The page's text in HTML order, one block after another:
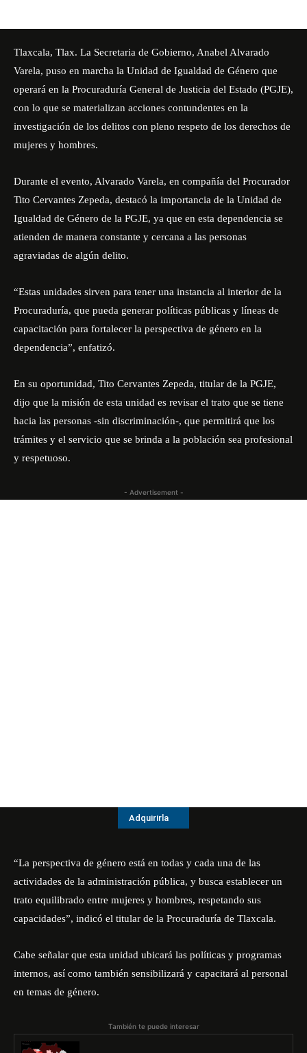
Tlaxcala, Tlax. La Secretaria de Gobierno, Anabel Alvarado
Varela, puso en marcha la Unidad de Igualdad de Género que
operará en la Procuraduría General de Justicia del Estado (PGJE),
con lo que se materializan acciones contundentes en la
investigación de los delitos con pleno respeto de los derechos de
mujeres y hombres.
Durante el evento, Alvarado Varela, en compañía del Procurador
Tito Cervantes Zepeda, destacó la importancia de la Unidad de
Igualdad de Género de la PGJE, ya que en esta dependencia se
atienden de manera constante y cercana a las personas
agraviadas de algún delito.
“Estas unidades sirven para tener una instancia al interior de la
Procuraduría, que pueda generar políticas públicas y líneas de
capacitación para fortalecer la perspectiva de género en la
dependencia”, enfatizó.
En su oportunidad, Tito Cervantes Zepeda, titular de la PGJE,
dijo que la misión de esta unidad es revisar el trato que se tiene
hacia las personas -sin discriminación-, que permitirá que los
trámites y el servicio que se brinda a la población sea profesional
y respetuoso.
- Advertisement -
Adquirirla
“La perspectiva de género está en todas y cada una de las
actividades de la administración pública, y busca establecer un
trato equilibrado entre mujeres y hombres, respetando sus
capacidades”, indicó el titular de la Procuraduría de Tlaxcala.
Cabe señalar que esta unidad ubicará las políticas y programas
internos, así como también sensibilizará y capacitará al personal
en temas de género.
También te puede interesar